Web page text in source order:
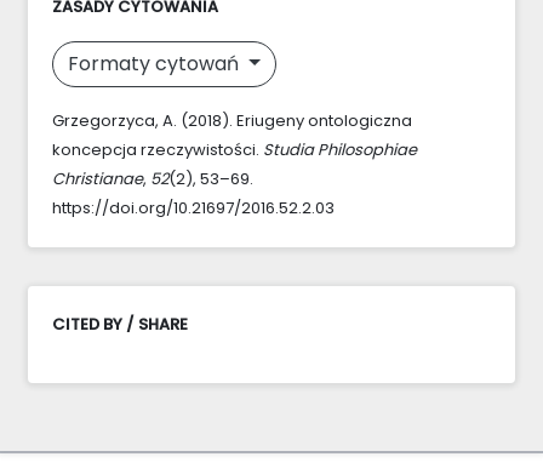
ZASADY CYTOWANIA
Formaty cytowań
Grzegorzyca, A. (2018). Eriugeny ontologiczna
koncepcja rzeczywistości. Studia Philosophiae
Christianae, 52(2), 53–69.
https://doi.org/10.21697/2016.52.2.03
CITED BY / SHARE